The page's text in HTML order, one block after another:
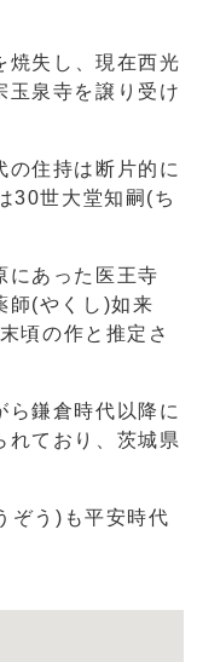
焼失し、現在西光
玉泉寺を譲り受け
住持は断片的に
30世大堂知嗣(ち
あった医王寺
師(やくし)如来
頃の作と推定さ
ら鎌倉時代以降に
れており、茨城県
ぞう)も平安時代